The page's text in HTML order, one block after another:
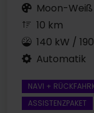
Moon-
10 km
140 kW /
Automatik
NAVI +
ASSISTENZPAKET